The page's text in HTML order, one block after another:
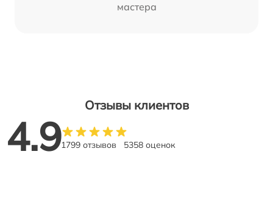
мастера
Отзывы клиентов
4.91799 отзывов 5358 оценок